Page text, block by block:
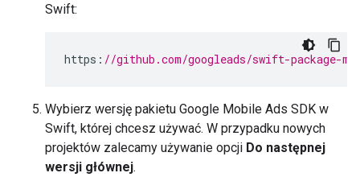
Swift:
https : //github.com/googleads/swift-package-
Wybierz wersję pakietu Google Mobile Ads SDK w
Swift, której chcesz używać. W przypadku nowych
projektów zalecamy używanie opcji Do następnej
wersji głównej.